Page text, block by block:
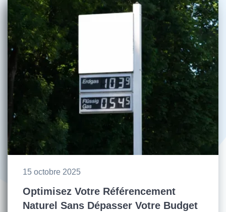
15 octobre 2025
Optimisez Votre Référencement
Naturel Sans Dépasser Votre Budget